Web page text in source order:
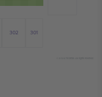
301
302